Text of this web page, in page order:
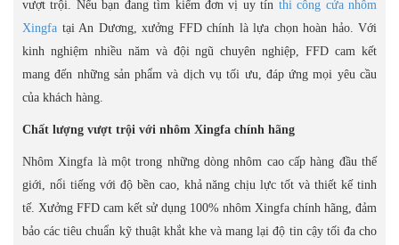
vượt trội. Nếu bạn đang tìm kiếm đơn vị uy tín thi công cửa nhôm
Xingfa tại An Dương, xưởng FFD chính là lựa chọn hoàn hảo. Với
kinh nghiệm nhiều năm và đội ngũ chuyên nghiệp, FFD cam kết
mang đến những sản phẩm và dịch vụ tối ưu, đáp ứng mọi yêu cầu
của khách hàng.
Chất lượng vượt trội với nhôm Xingfa chính hãng
Nhôm Xingfa là một trong những dòng nhôm cao cấp hàng đầu thế
giới, nổi tiếng với độ bền cao, khả năng chịu lực tốt và thiết kế tinh
tế. Xưởng FFD cam kết sử dụng 100% nhôm Xingfa chính hãng, đảm
bảo các tiêu chuẩn kỹ thuật khắt khe và mang lại độ tin cậy tối đa cho